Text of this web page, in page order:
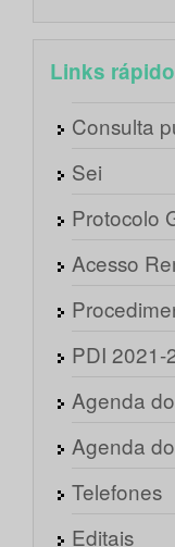
Links
Consulta
Sei
Protocolo
Acesso
PDI 2021-
Agenda
Agenda
Telefones
Editais